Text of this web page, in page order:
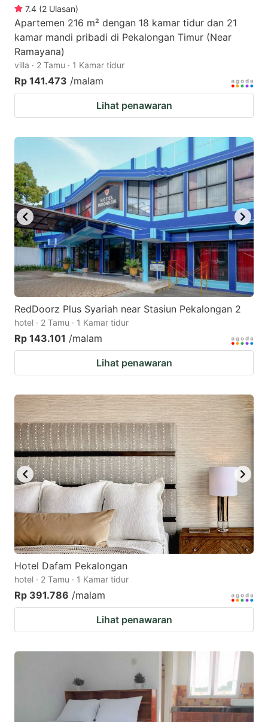
7.4 (2 Ulasan)
Apartemen 216 m² dengan 18 kamar tidur dan 21
kamar mandi pribadi di Pekalongan Timur (Near
Ramayana)
villa · 2 Tamu · 1 Kamar tidur
Rp 141.473 /malam
Lihat penawaran
RedDoorz Plus Syariah near Stasiun Pekalongan 2
hotel · 2 Tamu · 1 Kamar tidur
Rp 143.101 /malam
Lihat penawaran
Hotel Dafam Pekalongan
hotel · 2 Tamu · 1 Kamar tidur
Rp 391.786 /malam
Lihat penawaran